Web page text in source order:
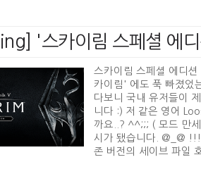
'스카이림 스페셜 에
스카이림 스페셜 에디
카이림' 에도 푹 빠졌었
다보니 국내 유저들이
니다 :) 저 같은 영어
까요..? ^^;;; ( 모드 만
시가 됐습니다. @_@
존 버전의 세이브 파일